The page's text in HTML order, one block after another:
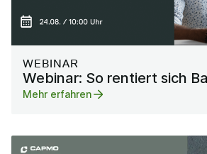
WEBINAR
Webinar: So rentiert sich
Mehr erfahren